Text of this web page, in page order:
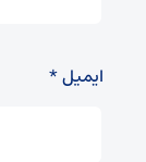
ایمیل*